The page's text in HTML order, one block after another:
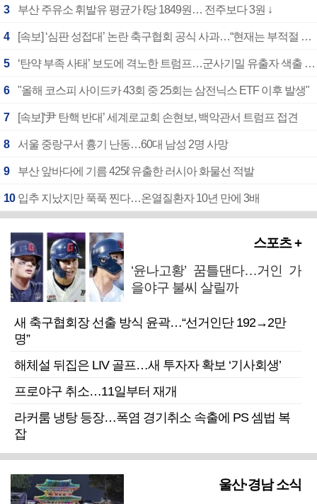
3 부산 주유소 휘발유 평균가 ℓ당 1849원… 전주보다 3원 ↓
4 [속보] ‘심판 성접대’ 논란 축구협회 공식 사과…“현재는 부적절 행위 없어”
5 ‘탄약 부족 사태’ 보도에 격노한 트럼프…군사기밀 유출자 색출 지시
6 "올해 코스피 사이드카 43회 중 25회는 삼전닉스 ETF 이후 발생"
7 [속보]‘尹 탄핵 반대’ 세계로교회 손현보, 백악관서 트럼프 접견
8 서울 중랑구서 흉기 난동…60대 남성 2명 사망
9 부산 앞바다에 기름 425ℓ 유출한 러시아 화물선 적발
10 입추 지났지만 푹푹 찐다…온열질환자 10년 만에 3배
스포츠 +
‘윤나고황’ 꿈틀댄다…거인 가
을야구 불씨 살릴까
새 축구협회장 선출 방식 윤곽…“선거인단 192→2만
명”
해체설 뒤집은 LIV 골프…새 투자자 확보 ‘기사회생’
프로야구 취소…11일부터 재개
라커룸 냉탕 등장…폭염 경기취소 속출에 PS 셈법 복
잡
울산·경남 소식